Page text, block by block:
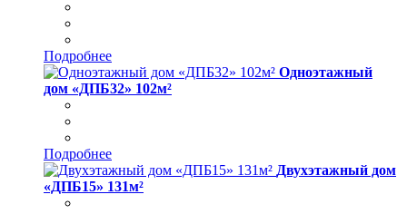
Подробнее
Одноэтажный
дом «ДПБ32» 102м²
Подробнее
Двухэтажный дом
«ДПБ15» 131м²